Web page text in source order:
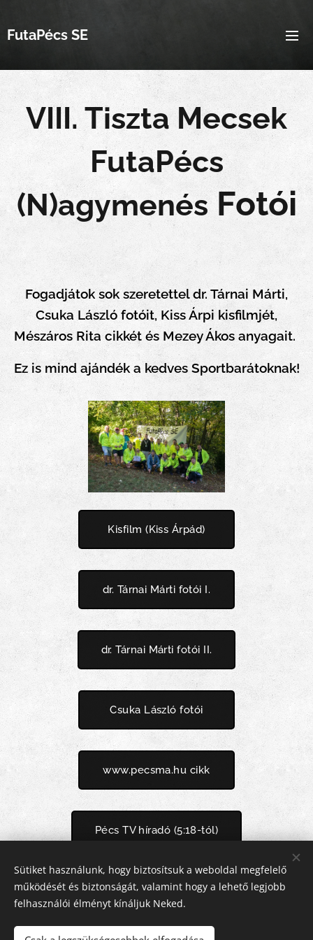
FutaPécs SE
VIII. Tiszta Mecsek
FutaPécs
(N)agymenésFotói
Fogadjátok sok szeretettel dr. Tárnai Márti,
Csuka László fotóit, Kiss Árpi kisfilmjét,
Mészáros Rita cikkét és Mezey Ákos anyagait.
Ez is mind ajándék a kedves Sportbarátoknak!
Kisfilm (Kiss Árpád)
dr. Tárnai Márti fotói I.
dr. Tárnai Márti fotói II.
Csuka László fotói
www.pecsma.hu cikk
Pécs TV híradó (5:18-tól)
Pécs TV - Rajt (16:08-tól)
Sütiket használunk, hogy biztosítsuk a weboldal megfelelő
működését és biztonságát, valamint hogy a lehető legjobb
felhasználói élményt kínáljuk Neked.